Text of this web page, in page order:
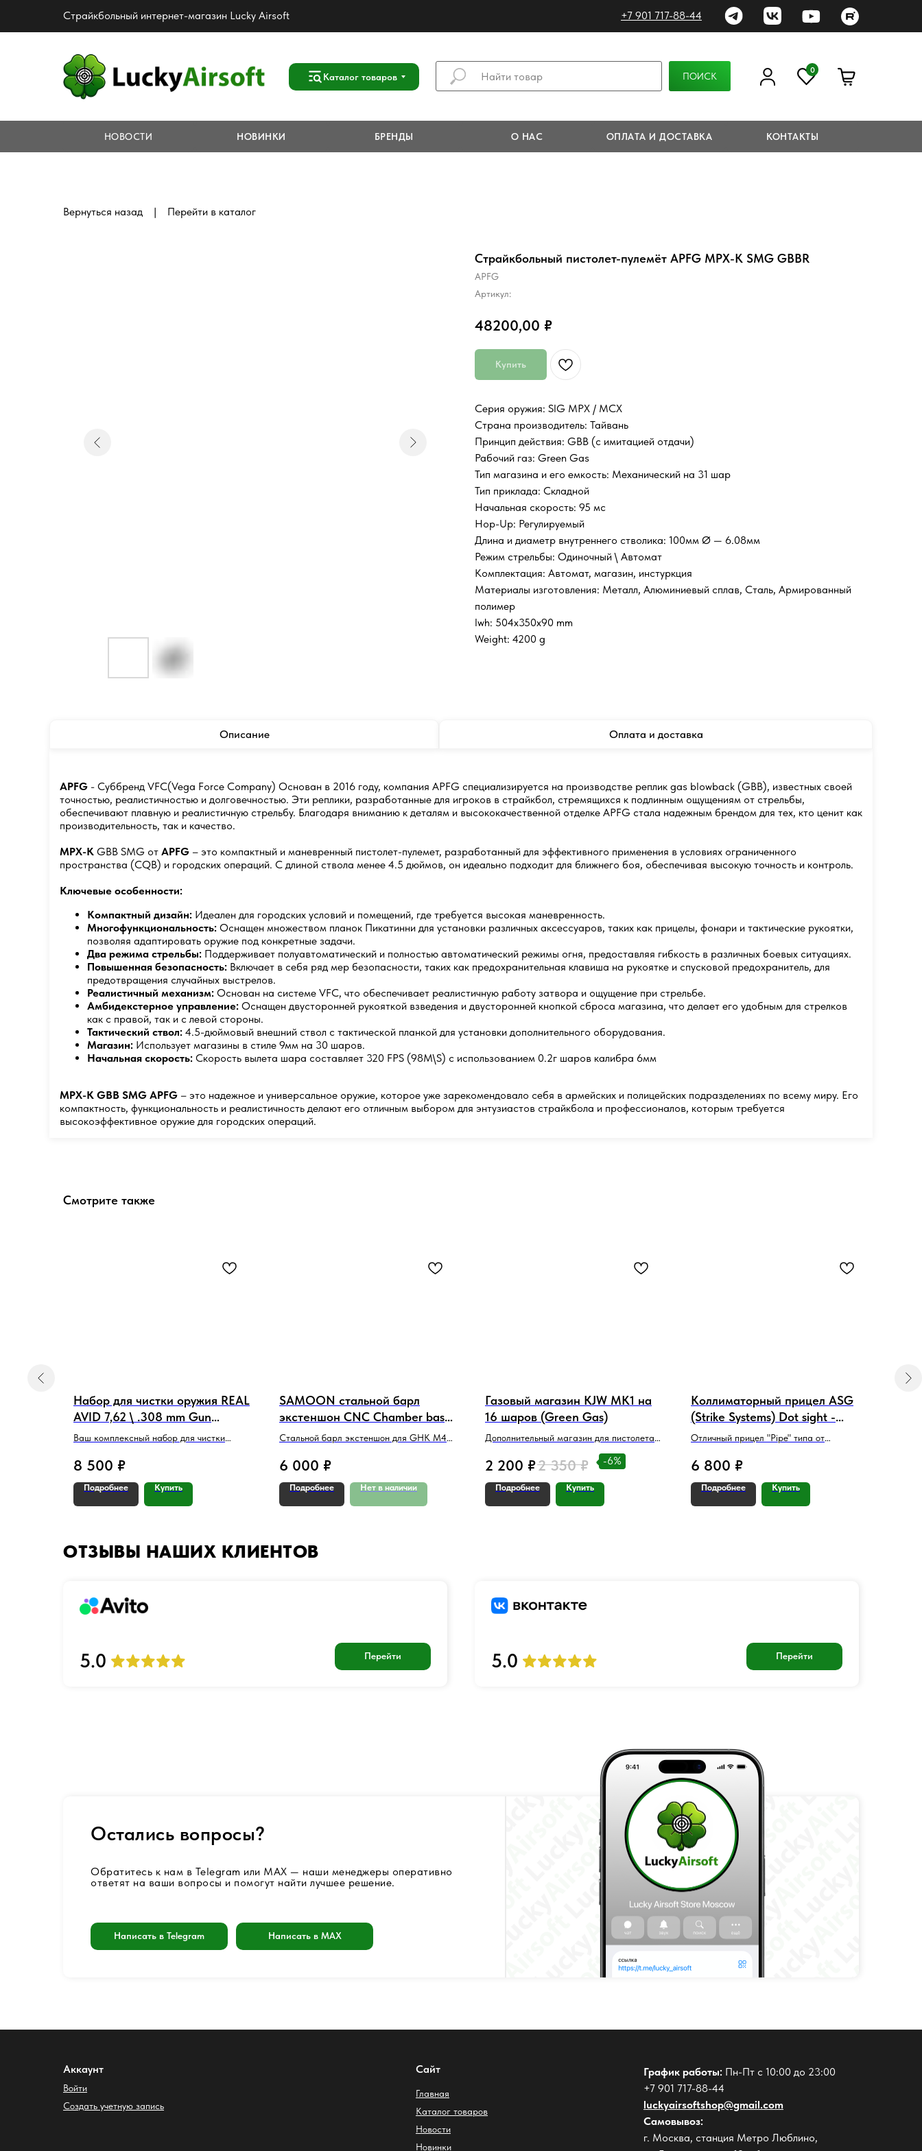
+7 901 717-88-44
Страйкбольный интернет-магазин Lucky Airsoft
ПОИСК
Каталог товаров
0
БРЕНДЫ О НАС КОНТАКТЫ
ОПЛАТА И ДОСТАВКА
НОВИНКИ
НОВОСТИ
Вернуться назад | Перейти в каталог
Страйкбольный пистолет-пулемёт APFG MPX-K SMG GBBR
APFG
Артикул:
48200,00 ₽
Купить
Серия оружия: SIG MPX / MCX
Страна производитель: Тайвань
Принцип действия: GBB (с имитацией отдачи)
Рабочий газ: Green Gas
Тип магазина и его емкость: Механический на 31 шар
Тип приклада: Складной
Начальная скорость: 95 мс
Hop-Up: Регулируемый
Длина и диаметр внутреннего стволика: 100мм Ø — 6.08мм
Режим стрельбы: Одиночный \ Автомат
Комплектация: Автомат, магазин, инстуркция
Материалы изготовления: Металл, Алюминиевый сплав, Сталь, Армированный
полимер
lwh: 504x350x90 mm
Weight: 4200 g
Описание Оплата и доставка
APFG - Суббренд VFC(Vega Force Company) Основан в 2016 году, компания APFG специализируется на производстве реплик gas blowback (GBB), известных своей
точностью, реалистичностью и долговечностью. Эти реплики, разработанные для игроков в страйкбол, стремящихся к подлинным ощущениям от стрельбы,
обеспечивают плавную и реалистичную стрельбу. Благодаря вниманию к деталям и высококачественной отделке APFG стала надежным брендом для тех, кто ценит как
производительность, так и качество.
MPX-K GBB SMG от APFG – это компактный и маневренный пистолет-пулемет, разработанный для эффективного применения в условиях ограниченного
пространства (CQB) и городских операций. С длиной ствола менее 4.5 дюймов, он идеально подходит для ближнего боя, обеспечивая высокую точность и контроль.
Ключевые особенности:
Компактный дизайн: Идеален для городских условий и помещений, где требуется высокая маневренность.
Многофункциональность: Оснащен множеством планок Пикатинни для установки различных аксессуаров, таких как прицелы, фонари и тактические рукоятки,
позволяя адаптировать оружие под конкретные задачи.
Два режима стрельбы: Поддерживает полуавтоматический и полностью автоматический режимы огня, предоставляя гибкость в различных боевых ситуациях.
Повышенная безопасность: Включает в себя ряд мер безопасности, таких как предохранительная клавиша на рукоятке и спусковой предохранитель, для
предотвращения случайных выстрелов.
Реалистичный механизм: Основан на системе VFC, что обеспечивает реалистичную работу затвора и ощущение при стрельбе.
Амбидекстерное управление: Оснащен двусторонней рукояткой взведения и двусторонней кнопкой сброса магазина, что делает его удобным для стрелков
как с правой, так и с левой стороны.
Тактический ствол: 4.5-дюймовый внешний ствол с тактической планкой для установки дополнительного оборудования.
Магазин: Использует магазины в стиле 9мм на 30 шаров.
Начальная скорость: Скорость вылета шара составляет 320 FPS (98M\S) с использованием 0.2г шаров калибра 6мм
MPX-K GBB SMG APFG – это надежное и универсальное оружие, которое уже зарекомендовало себя в армейских и полицейских подразделениях по всему миру. Его
компактность, функциональность и реалистичность делают его отличным выбором для энтузиастов страйкбола и профессионалов, которым требуется
высокоэффективное оружие для городских операций.
Смотрите также
Набор для чистки оружия REAL
AVID 7,62 \ .308 mm Gun
Cleaning Kit
Ваш комплексный набор для чистки
8 500 ₽
Подробнее Купить
SAMOON стальной барл
экстеншон CNC Chamber base
(M4-11) для GHK M4 серии
Стальной барл экстеншон для GHK M4
6 000 ₽
Подробнее Нет в наличии
Газовый магазин KJW MK1 на
16 шаров (Green Gas)
Дополнительный магазин для пистолета
2 200 ₽2 350 ₽ -6%
Подробнее Купить
Коллиматорный прицел ASG
(Strike Systems) Dot sight -
Red/Green
Отличный прицел "Pipe" типа от
6 800 ₽
Подробнее Купить
ОТЗЫВЫ НАШИХ КЛИЕНТОВ
Перейти
5.0
Перейти
5.0
Обратитесь к нам в Telegram или MAX — наши менеджеры оперативно
ответят на ваши вопросы и помогут найти лучшее решение.
Остались вопросы?
Написать в MAX
Написать в Telegram
График работы: Пн-Пт с 10:00 до 23:00
+7 901 717-88-44
luckyairsoftshop@gmail.com
Самовывоз:
г. Москва, станция Метро Люблино,
Новинки
Новости
Каталог товаров
Сайт
Главная
Создать учетную запись
Войти
Аккаунт